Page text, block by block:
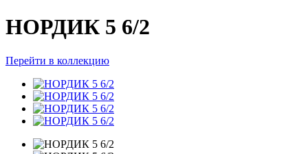
НОРДИК 5 6/2
Перейти в коллекцию